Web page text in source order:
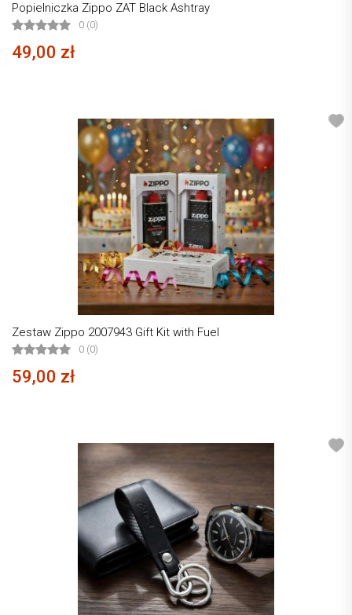
Popielniczka Zippo ZAT Black Ashtray
0 (0)
49,00 zł
Zestaw Zippo 2007943 Gift Kit with Fuel
0 (0)
59,00 zł